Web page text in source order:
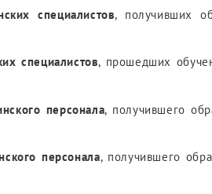
специалистов, получивших
специалистов, прошедших
персонала, получившего
персонала, получившего